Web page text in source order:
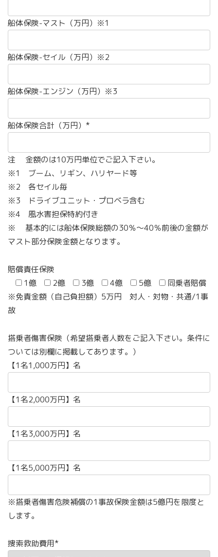
船体保険-マスト（万円）※1
船体保険-セイル（万円）※2
船体保険-エンジン（万円）※3
船体保険合計（万円）*
注 金額のは10万円単位でご記入下さい。
※1 ブーム、リギン、ハリヤード等
※2 各セイル毎
※3 ドライブユニット・プロベラ含む
※4 風水害担保特約付き
※ 基本的には船体保険総額の30％～40％前後の金額が
マスト部分保険金額となります。
賠償責任保険
1億
2億 3億 4億 5億
同乗者賠償
※免責金額（自己負担額）5万円 対人・対物・共通/1事
故
搭乗者傷害保険（希望搭乗者人数をご記入下さい。条件に
ついては別欄に掲載してあります。）
【1名1,000万円】名
【1名2,000万円】名
【1名3,000万円】名
【1名5,000万円】名
※搭乗者傷害危険補償の1事故保険金額は5億円を限度と
します。
捜索救助費用*